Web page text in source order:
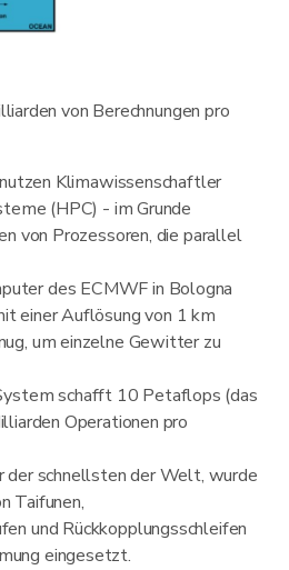
von Berechnungen pro
Klimawissenschaftler
(HPC) - im Grunde
von Prozessoren, die parallel
des ECMWF in Bologna
einer Auflösung von 1 km
um einzelne Gewitter zu
schafft 10 Petaflops (das
Operationen pro
der schnellsten der Welt, wurde
Taifunen,
und Rückkopplungsschleifen
eingesetzt.